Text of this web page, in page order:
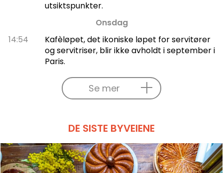
utsiktspunkter.
Onsdag
14:54
Kafèløpet, det ikoniske løpet for servitører
og servitriser, blir ikke avholdt i september i
Paris.
Se mer
DE SISTE BYVEIENE